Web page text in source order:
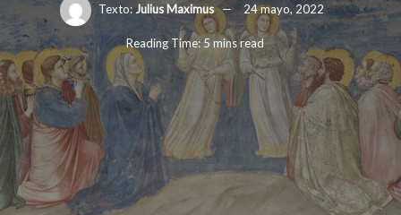
Texto: Julius Maximus 24 mayo, 2022
Reading Time: 5 mins read